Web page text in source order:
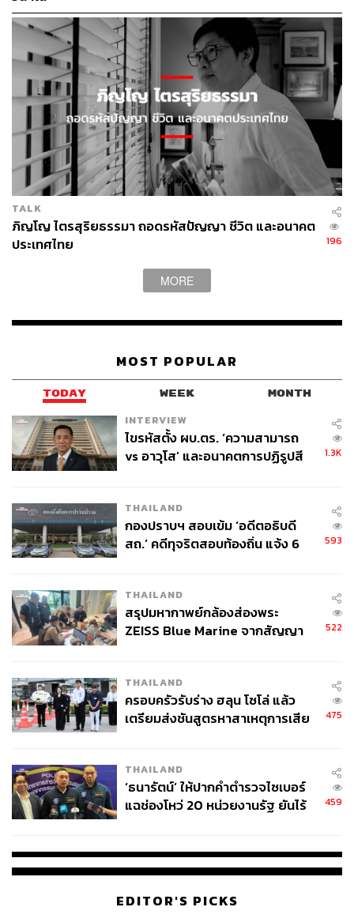
เมื่อเป็นเช่นนั้น คำถามใหญ่จึงไม่ได้อยู่ที่ว่าเราจะอยู่อย่าง
นี้ไปอีกนานไหม
แต่คำถามใหญ่คือเราจะอยู่อย่างนี้ไปได้อีกนานเท่าไร
การจะคิดใหม่ได้นั้น ผู้คนในประเทศต้องมี
เสรีภาพในการคิด ไม่ต้องมีคนมาคอยบอกว่า
สิ่งใดถูก สิ่งใดผิด สิ่งใดให้คิด สิ่งใดไม่ให้คิด
เมื่อหันมามองตัวเลขทางเศรษฐกิจภายใน การพัฒนาทาง
วงการ ตั้งแต่โทรคมนาคม สื่อสารมวลชน ธนาคาร รถยนต์
ไปจนถึงค้าปลีกและแฟชั่น เมื่อเป็นเช่นนั้น ราชการและ
การเมือง ถ้าไม่ disrupt ตนเอง ไม่นานก็คงถูก disrupt ไม่ทาง
ในประวัติศาสตร์โลก ทุกครั้งที่มีการเปลี่ยนแปลงใหญ่ทาง
เทคโนโลยี ไม่มีครั้งไหนที่การเมืองจะไม่เปลี่ยน ครั้งนี้ก็เช่น
กัน เมื่อโลกอยู่ในช่วงเวลาแห่งการเปลี่ยนแปลงครั้งใหญ่ มี
หรือการเมืองไทยจะไม่เปลี่ยน
ทรมานทางการเมืองไทยมายาวนานกว่าทศวรรษ แต่
การเมืองก็ยังหาทาง disrupt ตนเองไม่ได้เราจึงได้เห็นแต่การ
corrupt ที่เพิ่มมากขึ้นในทุกวงการ อันเป็นเครื่องสะท้อนว่า
ปกติ เราสูญเสียศักยภาพในการคิดใหม่ ธุรกิจที่เคยทำมาเริ่ม
ไม่เหมือนเดิมอีกต่อไป และถ้าสถานการณ์ยังคงดำเนินไปใน
อัตราเร่ง เสียงเพลงแห่งงานเลี้ยงก็คงใกล้เลิกรา
เราจึงเห็นผู้คนมากมายออกมาตอกย้ำว่า ธุรกิจต้องสร้าง
ธุรกิจต้องคิดและผลิตสิ่งใหม่ ส่วนใหญ่เป็นคำแนะนำจาก
สถาบันที่ไม่ได้ผลิตนวัตกรรมใดๆ มานานแล้ว ไม่ว่าจะเป็น
หน่วยงานราชการ สถาบันการศึกษา รวมทั้งสถาบันวิจัย
TALK
ภิญโญ ไตรสุริยธรรมา ถอดรหัสปัญญา ชีวิต และอนาคต
ประเทศไทย
196
MORE
MOST POPULAR
TODAY WEEK MONTH
INTERVIEW
ไขรหัสตั้ง ผบ.ตร. ‘ความสามารถ
vs อาวุโส’ และอนาคตการปฏิรูปสี
1.3K
THAILAND
กองปราบฯ สอบเข้ม ‘อดีตอธิบดี
สถ.’ คดีทุจริตสอบท้องถิ่น แจ้ง 6
593
THAILAND
สรุปมหากาพย์กล้องส่องพระ
ZEISS Blue Marine จากสัญญา
จ่ายหนี้-แอบระบุแบรนด์
522
THAILAND
ครอบครัวรับร่าง ฮลุน โซโล่ แล้ว
เตรียมส่งชันสูตรหาสาเหตุการเสีย
475
THAILAND
‘ธนารัตน์’ ให้ปากคำตำรวจไซเบอร์
แฉช่องโหว่ 20 หน่วยงานรัฐ ยันไร้
459
EDITOR'S PICKS